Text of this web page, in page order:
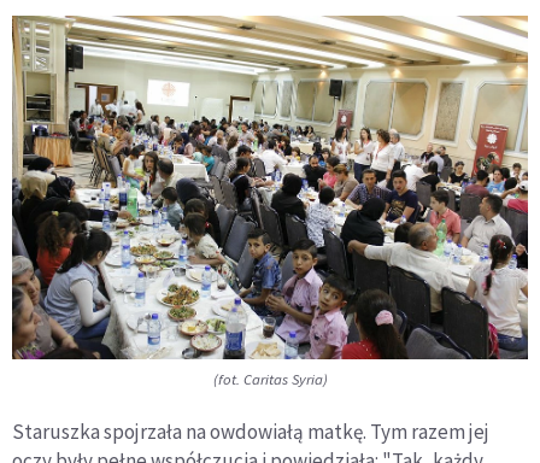
(fot. Caritas Syria)
Staruszka spojrzała na owdowiałą matkę. Tym razem jej